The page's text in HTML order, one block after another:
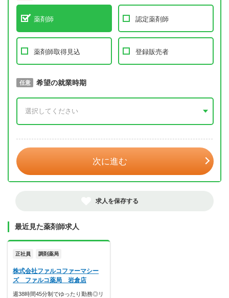
薬剤師 認定薬剤師
薬剤師取得見込 登録販売者
必須 取得予定年
任意 希望の就業時期
次に進む
求人を保存する
最近見た薬剤師求人
正社員 調剤薬局
株式会社ファルコファーマシー
ズ ファルコ薬局 岩倉店
週38時間45分制でゆったり勤務◎リ